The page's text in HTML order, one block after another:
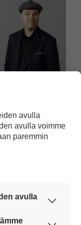
tärkeä
ja
opintojen
avulla
avulla voimme
paremmin
avulla
jotta